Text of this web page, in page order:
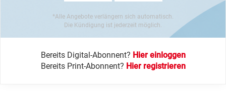
*Alle Angebote verlängern sich automatisch.
Die Kündigung ist jederzeit möglich.
Bereits Digital-Abonnent? Hier einloggen
Bereits Print-Abonnent? Hier registrieren